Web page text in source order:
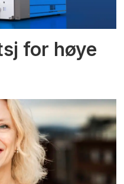
for høye